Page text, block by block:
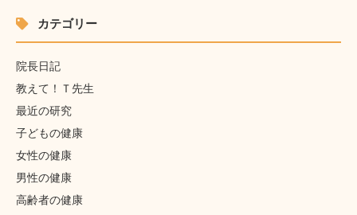
カテゴリー
院長日記
教えて！Ｔ先生
最近の研究
子どもの健康
女性の健康
男性の健康
高齢者の健康